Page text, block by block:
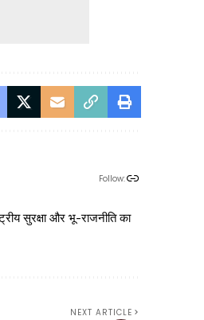
Follow:
सुरक्षा और भू-राजनीति का
NEXT ARTICLE